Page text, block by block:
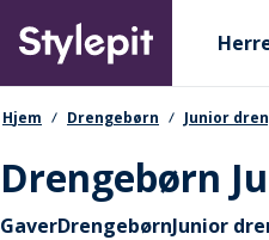
main
content
Primary
navigationssti
Hjem Drengebørn Junior
Drengebørn
Hurtige links
GaverDrengebørnJunior